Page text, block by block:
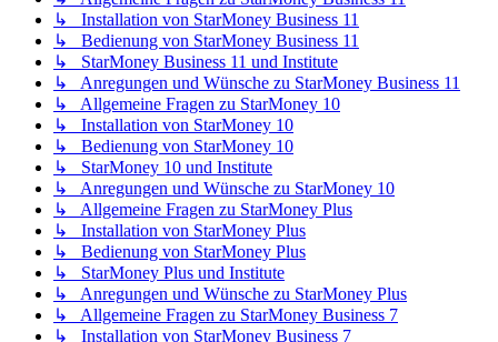
↳ Installation von StarMoney Business 11
↳ Bedienung von StarMoney Business 11
↳ StarMoney Business 11 und Institute
↳ Anregungen und Wünsche zu StarMoney Business 11
↳ Allgemeine Fragen zu StarMoney 10
↳ Installation von StarMoney 10
↳ Bedienung von StarMoney 10
↳ StarMoney 10 und Institute
↳ Anregungen und Wünsche zu StarMoney 10
↳ Allgemeine Fragen zu StarMoney Plus
↳ Installation von StarMoney Plus
↳ Bedienung von StarMoney Plus
↳ StarMoney Plus und Institute
↳ Anregungen und Wünsche zu StarMoney Plus
↳ Allgemeine Fragen zu StarMoney Business 7
↳ Installation von StarMoney Business 7